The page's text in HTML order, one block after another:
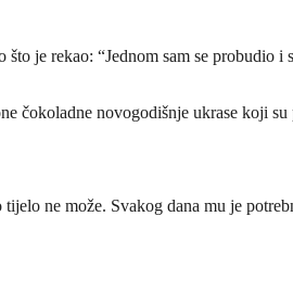
je rekao: “Jednom sam se probudio i
čokoladne novogodišnje ukrase koji
ne može. Svakog dana mu je